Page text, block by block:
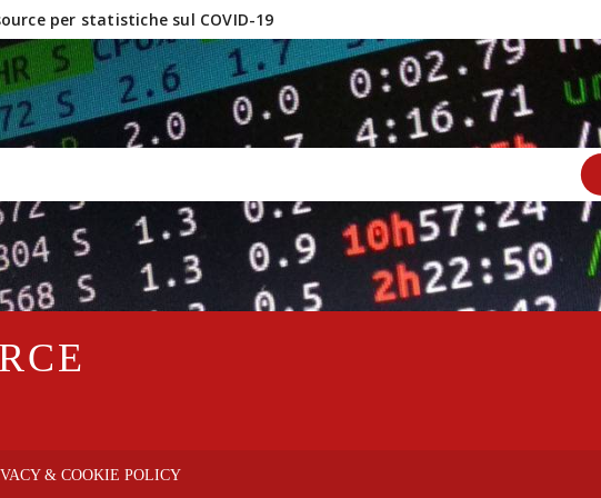
per statistiche sul COVID-19
e software OpenSource?
& COOKIE POLICY